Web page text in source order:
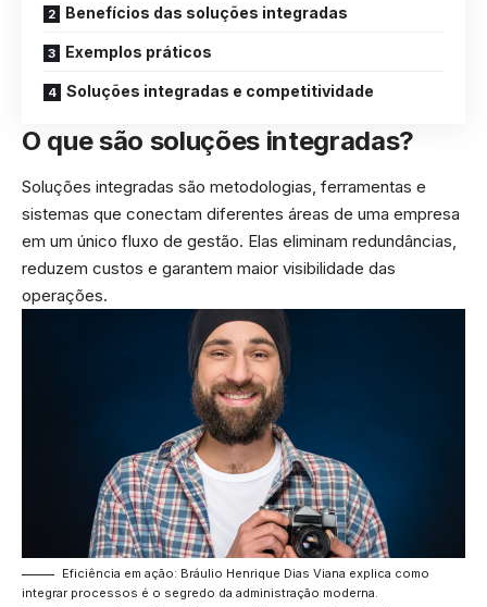
Benefícios das soluções integradas
Exemplos práticos
Soluções integradas e competitividade
O que são soluções integradas?
Soluções integradas são metodologias, ferramentas e
sistemas que conectam diferentes áreas de uma empresa
em um único fluxo de gestão. Elas eliminam redundâncias,
reduzem custos e garantem maior visibilidade das
operações.
Eficiência em ação: Bráulio Henrique Dias Viana explica como
integrar processos é o segredo da administração moderna.